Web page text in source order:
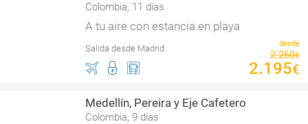
Colombia, 11 días
A tu aire con estancia en playa
Salida desde Madrid desde
2.260€
2.195€
Medellín, Pereira y Eje Cafetero
Colombia, 9 días